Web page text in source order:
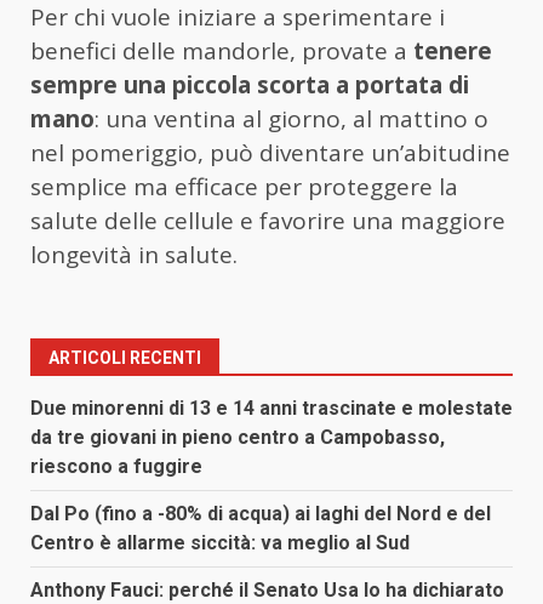
Per chi vuole iniziare a sperimentare i
benefici delle mandorle, provate a tenere
sempre una piccola scorta a portata di
mano: una ventina al giorno, al mattino o
nel pomeriggio, può diventare un’abitudine
semplice ma efficace per proteggere la
salute delle cellule e favorire una maggiore
longevità in salute.
ARTICOLI RECENTI
Due minorenni di 13 e 14 anni trascinate e molestate
da tre giovani in pieno centro a Campobasso,
riescono a fuggire
Dal Po (fino a -80% di acqua) ai laghi del Nord e del
Centro è allarme siccità: va meglio al Sud
Anthony Fauci: perché il Senato Usa lo ha dichiarato